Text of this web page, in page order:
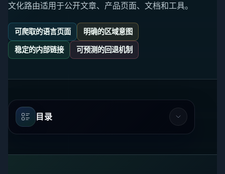
文化路由适用于公开文章、产品页面、文档和工具。
可爬取的语言页面 明确的区域意图
稳定的内部链接 可预测的回退机制
目录